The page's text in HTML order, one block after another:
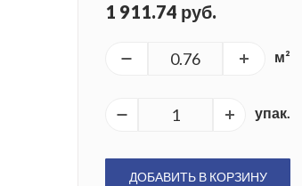
1 911.74 руб.
м²
упак.
ДОБАВИТЬ В КОРЗИНУ